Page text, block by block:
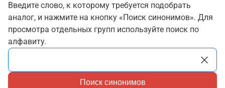
Введите слово, к которому требуется подобрать
аналог, и нажмите на кнопку «Поиск синонимов». Для
просмотра отдельных групп используйте поиск по
алфавиту.
Поиск синонимов